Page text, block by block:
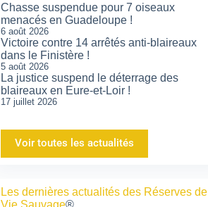
Chasse suspendue pour 7 oiseaux
menacés en Guadeloupe !
6 août 2026
Victoire contre 14 arrêtés anti-blaireaux
dans le Finistère !
5 août 2026
La justice suspend le déterrage des
blaireaux en Eure-et-Loir !
17 juillet 2026
Voir toutes les actualités
Les dernières actualités des Réserves de
Vie Sauvage®